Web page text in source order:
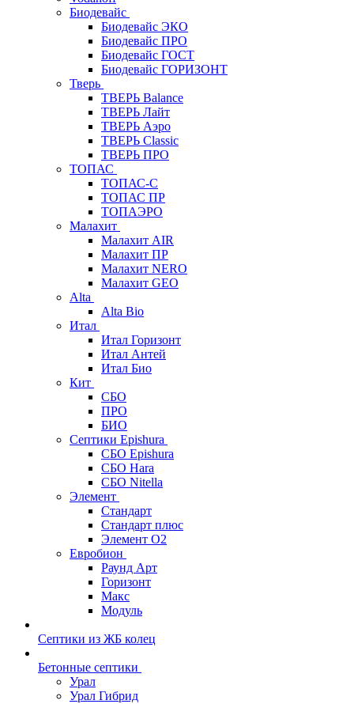
Биодевайс
Биодевайс ЭКО
Биодевайс ПРО
Биодевайс ГОСТ
Биодевайс ГОРИЗОНТ
Тверь
ТВЕРЬ Balance
ТВЕРЬ Лайт
ТВЕРЬ Аэро
ТВЕРЬ Classic
ТВЕРЬ ПРО
ТОПАС
ТОПАС-С
ТОПАС ПР
ТОПАЭРО
Малахит
Малахит AIR
Малахит ПР
Малахит NERO
Малахит GEO
Alta
Alta Bio
Итал
Итал Горизонт
Итал Антей
Итал Био
Кит
СБО
ПРО
БИО
Септики Epishura
СБО Epishura
СБО Hara
СБО Nitella
Элемент
Стандарт
Стандарт плюс
Элемент О2
Евробион
Раунд Арт
Горизонт
Макс
Модуль
Септики из ЖБ колец
Бетонные септики
Урал
Урал Гибрид